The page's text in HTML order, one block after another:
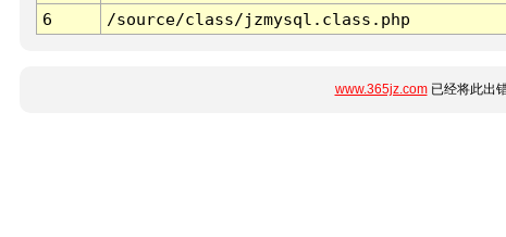
6
/source/class/jzmysql.class.php
www.365jz.com已经将此出